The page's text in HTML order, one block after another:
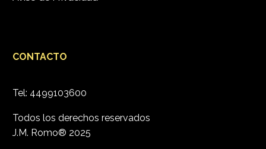
CONTACTO
Tel: 4499103600
Todos los derechos reservados
J.M. Romo® 2025